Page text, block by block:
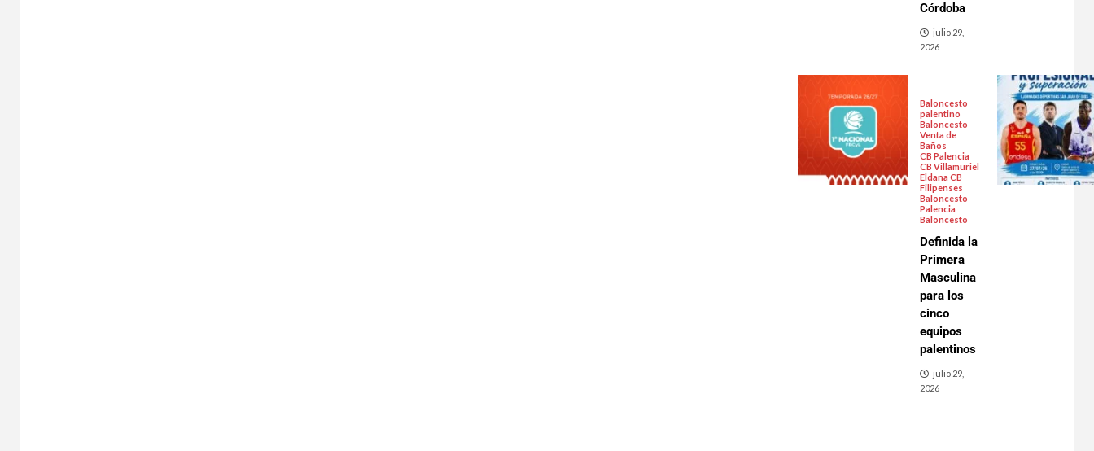
Córdoba
julio 29,
2026
Baloncesto
palentino
Baloncesto
Venta de
Baños
CB Palencia
CB Villamuriel
Eldana CB
Filipenses
Baloncesto
Palencia
Baloncesto
Definida la
Primera
Masculina
para los
cinco
equipos
palentinos
julio 29,
2026